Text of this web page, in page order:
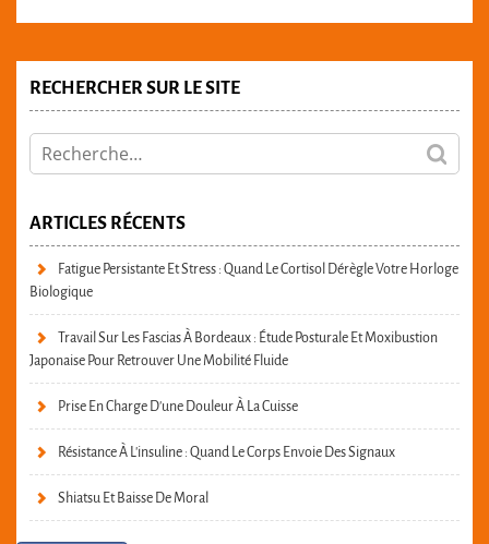
RECHERCHER SUR LE SITE
ARTICLES RÉCENTS
Fatigue Persistante Et Stress : Quand Le Cortisol Dérègle Votre Horloge
Biologique
Travail Sur Les Fascias À Bordeaux : Étude Posturale Et Moxibustion
Japonaise Pour Retrouver Une Mobilité Fluide
Prise En Charge D’une Douleur À La Cuisse
Résistance À L’insuline : Quand Le Corps Envoie Des Signaux
Shiatsu Et Baisse De Moral